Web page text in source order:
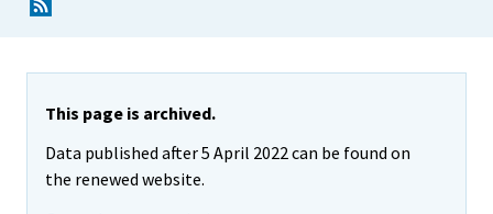
This page is archived.
Data published after 5 April 2022 can be found on
the renewed website.